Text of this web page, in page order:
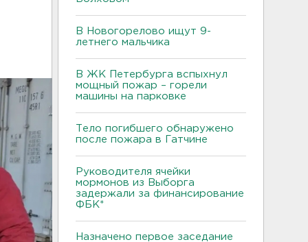
В Новогорелово ищут 9-
летнего мальчика
В ЖК Петербурга вспыхнул
мощный пожар – горели
машины на парковке
Тело погибшего обнаружено
после пожара в Гатчине
Руководителя ячейки
мормонов из Выборга
задержали за финансирование
ФБК*
Назначено первое заседание